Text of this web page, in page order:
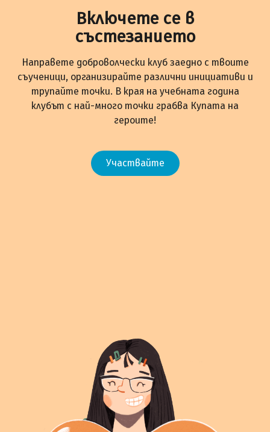
Включете се в
състезанието
Направете доброволчески клуб заедно с твоите
съученици, организирайте различни инициативи и
трупайте точки. В края на учебната година
клубът с най-много точки грабва Купата на
героите!
Участвайте